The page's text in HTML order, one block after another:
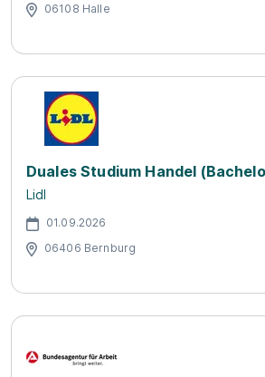
06108 Halle
Duales Studium Handel
Lidl
01.09.2026
06406 Bernburg